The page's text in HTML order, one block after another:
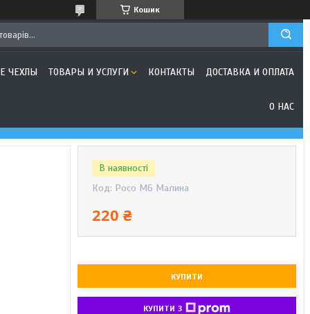
Кошик
ЧЕХЛЫ ТОВАРЫ И УСЛУГИ КОНТАКТЫ ДОСТАВКА И ОПЛАТА
О НАС
В наявності
Код: Poco M6 Малина
220 ₴
КУПИТИ
КУПИТИ З